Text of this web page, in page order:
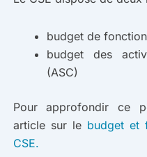
budget de
budget des
(ASC)
Pour approfondir ce
article sur le budget et
CSE.